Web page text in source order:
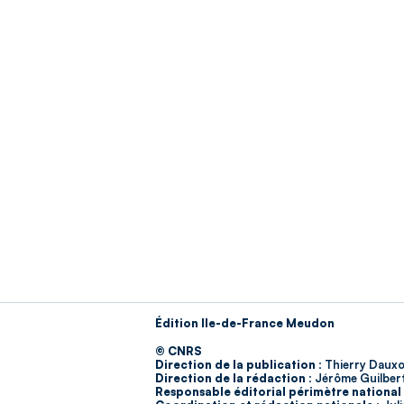
Édition Ile-de-France Meudon
© CNRS
Direction de la publication : Thierry
Direction de la rédaction : Jérôme
Responsable éditorial périmètre national